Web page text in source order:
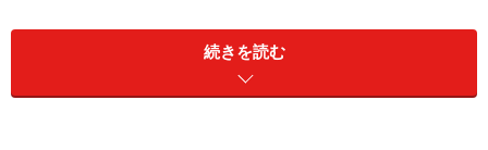
続きを読む